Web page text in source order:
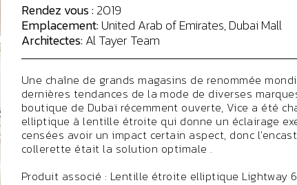
Rendez vous :2019
Emplacement:United Arab of Emirates, Dubai Mall
Architectes:Al Tayer Team
Une chaîne de grands magasins de renommée
dernières tendances de la mode de diverses
boutique de Dubaï récemment ouverte, Vice a été
elliptique à lentille étroite qui donne un éclairage
censées avoir un impact certain aspect, donc
collerette était la solution optimale .
Produit associé : Lentille étroite elliptique Lightway 6